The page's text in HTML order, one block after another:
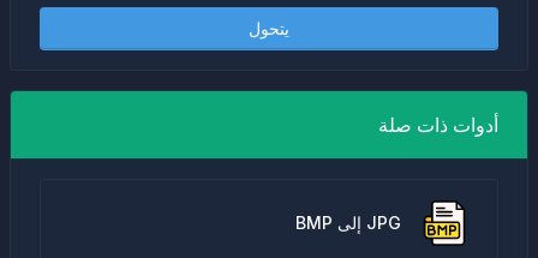
يتحول
أدوات ذات صلة
JPG إلى BMP